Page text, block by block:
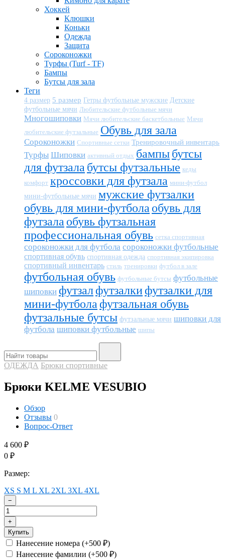
Хоккей
Клюшки
Коньки
Одежда
Защита
Сороконожки
Турфы (Turf - TF)
Бампы
Бутсы для зала
Теги
4 размер 5 размер Гетры футбольные мужские Детские
футбольные мячи Любительские футбольные мячи
Многошиповки Мячи любительские баскетбольные Мячи
любительские футзальные Обувь для зала
Сороконожки Спортивные сетки Тренировочный инвентарь
Турфы Шиповки активный отдых бампыбутсы
для футзала бутсы футзальные кеды
комфорт кроссовки для футзала мини-футбол
мини-футбольные мячи мужские футзалки
обувь для мини-футбола обувь для
футзала обувь футзальная
профессиональная обувь сетка спортивная
сороконожки для футбола сороконожки футбольные
спортивная обувь спортивная одежда спортивная экипировка
спортивный инвентарь стиль тренировки футбол в зале
футбольная обувь футбольные бутсы футбольные
шиповки футзалфутзалкифутзалки для
мини-футбола футзальная обувь
футзальные бутсы футзальные мячи шиповки для
футбола шиповки футбольные шипы
ОДЕЖДА Брюки спортивные
Брюки KELME VESUBIO
Обзор
Отзывы 0
Вопрос-Ответ
4 600 ₽
0 ₽
Размер:
XS S M L XL 2XL 3XL 4XL
−
+
Купить
Нанесение номера (+500 ₽)
Нанесение фамилии (+500 ₽)